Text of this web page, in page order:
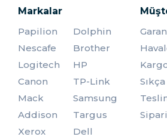
sahiptir ve yazıcınızın garantisini
tonerler daha uygun
değişebilmektedir. Ofis Master
tonerler arasında seçim yapma
Müşterilerimiz, ihtiyaçlarına ve
seçeneğini tercih edebilirler.
HP Toner Seçerken
Etmelisiniz?
HP toner seçerken dikkat
Markalar
Papilion
Dolphin
Nescafe
Brother
Logitech
HP
Canon
TP-Link
Mack
Samsung
Addison
Targus
Xerox
Dell